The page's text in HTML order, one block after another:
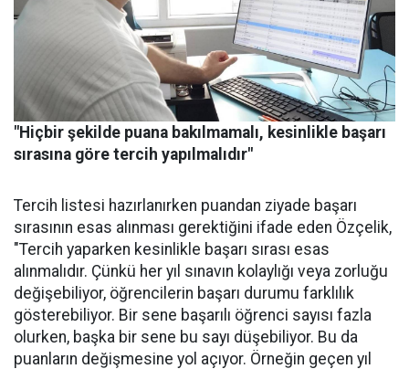
"Hiçbir şekilde puana bakılmamalı, kesinlikle başarı
sırasına göre tercih yapılmalıdır"
Tercih listesi hazırlanırken puandan ziyade başarı
sırasının esas alınması gerektiğini ifade eden Özçelik,
"Tercih yaparken kesinlikle başarı sırası esas
alınmalıdır. Çünkü her yıl sınavın kolaylığı veya zorluğu
değişebiliyor, öğrencilerin başarı durumu farklılık
gösterebiliyor. Bir sene başarılı öğrenci sayısı fazla
olurken, başka bir sene bu sayı düşebiliyor. Bu da
puanların değişmesine yol açıyor. Örneğin geçen yıl